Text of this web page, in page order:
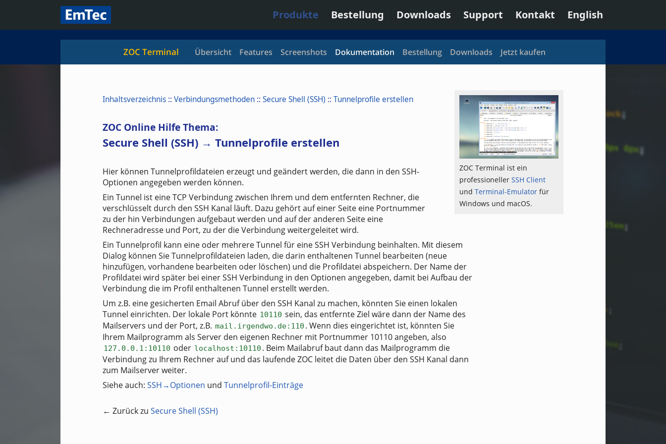
Produkte Bestellung Downloads Support Kontakt English
ZOC Terminal Übersicht Features Screenshots Dokumentation Bestellung Downloads Jetzt kaufen
ZOC Terminal ist ein
professioneller SSH Client
und Terminal-Emulator für
Windows und macOS.
Inhaltsverzeichnis :: Verbindungsmethoden :: Secure Shell (SSH) :: Tunnelprofile erstellen
ZOC Online Hilfe Thema:
Secure Shell (SSH) → Tunnelprofile erstellen
Hier können Tunnelprofildateien erzeugt und geändert werden, die dann in den SSH-
Optionen angegeben werden können.
Ein Tunnel ist eine TCP Verbindung zwischen Ihrem und dem entfernten Rechner, die
verschlüsselt durch den SSH Kanal läuft. Dazu gehört auf einer Seite eine Portnummer
zu der hin Verbindungen aufgebaut werden und auf der anderen Seite eine
Rechneradresse und Port, zu der die Verbindung weitergeleitet wird.
Ein Tunnelprofil kann eine oder mehrere Tunnel für eine SSH Verbindung beinhalten. Mit diesem
Dialog können Sie Tunnelprofildateien laden, die darin enthaltenen Tunnel bearbeiten (neue
hinzufügen, vorhandene bearbeiten oder löschen) und die Profildatei abspeichern. Der Name der
Profildatei wird später bei einer SSH Verbindung in den Optionen angegeben, damit bei Aufbau der
Verbindung die im Profil enthaltenen Tunnel erstellt werden.
Um z.B. eine gesicherten Email Abruf über den SSH Kanal zu machen, könnten Sie einen lokalen
Tunnel einrichten. Der lokale Port könnte 10110 sein, das entfernte Ziel wäre dann der Name des
Mailservers und der Port, z.B. mail.irgendwo.de:110 . Wenn dies eingerichtet ist, könnten Sie
Ihrem Mailprogramm als Server den eigenen Rechner mit Portnummer 10110 angeben, also
127.0.0.1:10110 oder localhost:10110 . Beim Mailabruf baut dann das Mailprogramm die
Verbindung zu Ihrem Rechner auf und das laufende ZOC leitet die Daten über den SSH Kanal dann
zum Mailserver weiter.
Siehe auch: SSH→Optionen und Tunnelprofil-Einträge
← Zurück zu Secure Shell (SSH)